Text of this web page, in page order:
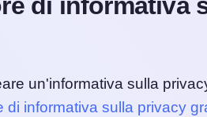
di informativa
un'informativa sulla
di informativa sulla privacy